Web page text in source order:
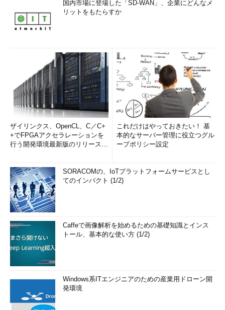
国内市場に登場した「SD-WAN」、企業にどんなメ
リットをもたらすか
ザイリンクス、OpenCL、C／C+
+でFPGAアクセラレーションを
行う開発環境最新版のリリースを
これだけはやっておきたい！ 基
本的なサーバー管理に役立つグル
ープポリシー設定
SORACOMの、IoTプラットフォームサービスとし
てのインパクト (1/2)
Caffeで画像解析を始めるための基礎知識とインス
トール、基本的な使い方 (1/2)
Windows系ITエンジニアのための産業用ドローン開
発環境